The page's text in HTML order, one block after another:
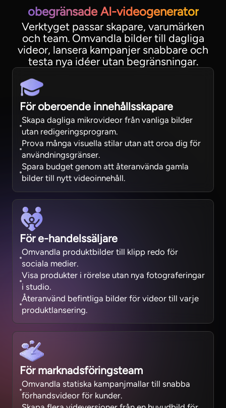
obegränsade AI-videogenerator
Verktyget passar skapare, varumärken
och team. Omvandla bilder till dagliga
videor, lansera kampanjer snabbare och
testa nya idéer utan begränsningar.
För oberoende innehållsskapare
Skapa dagliga mikrovideor från vanliga bilder
utan redigeringsprogram.
Prova många visuella stilar utan att oroa dig för
användningsgränser.
Spara budget genom att återanvända gamla
bilder till nytt videoinnehåll.
För e-handelssäljare
Omvandla produktbilder till klipp redo för
sociala medier.
Visa produkter i rörelse utan nya fotograferingar
i studio.
Återanvänd befintliga bilder för videor till varje
produktlansering.
För marknadsföringsteam
Omvandla statiska kampanjmallar till snabba
förhandsvideor för kunder.